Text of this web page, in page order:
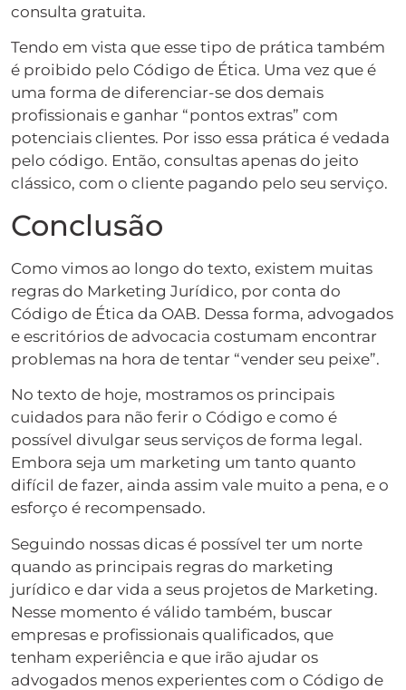
consulta gratuita.
Tendo em vista que esse tipo de prática também
é proibido pelo Código de Ética. Uma vez que é
uma forma de diferenciar-se dos demais
profissionais e ganhar “pontos extras” com
potenciais clientes. Por isso essa prática é vedada
pelo código. Então, consultas apenas do jeito
clássico, com o cliente pagando pelo seu serviço.
Conclusão
Como vimos ao longo do texto, existem muitas
regras do Marketing Jurídico, por conta do
Código de Ética da OAB. Dessa forma, advogados
e escritórios de advocacia costumam encontrar
problemas na hora de tentar “vender seu peixe”.
No texto de hoje, mostramos os principais
cuidados para não ferir o Código e como é
possível divulgar seus serviços de forma legal.
Embora seja um marketing um tanto quanto
difícil de fazer, ainda assim vale muito a pena, e o
esforço é recompensado.
Seguindo nossas dicas é possível ter um norte
quando as principais regras do marketing
jurídico e dar vida a seus projetos de Marketing.
Nesse momento é válido também, buscar
empresas e profissionais qualificados, que
tenham experiência e que irão ajudar os
advogados menos experientes com o Código de